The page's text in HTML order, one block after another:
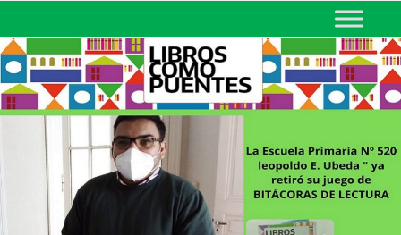
MINISTERIO DE EDUCACIÓN
DE CORRIENTES